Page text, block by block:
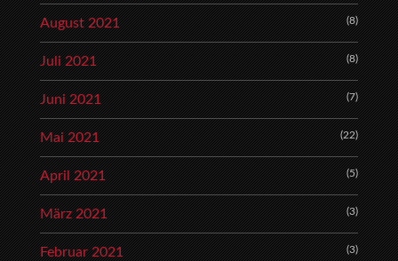
August 2021 (8)
Juli 2021 (8)
Juni 2021 (7)
Mai 2021 (22)
April 2021 (5)
März 2021 (3)
Februar 2021 (3)